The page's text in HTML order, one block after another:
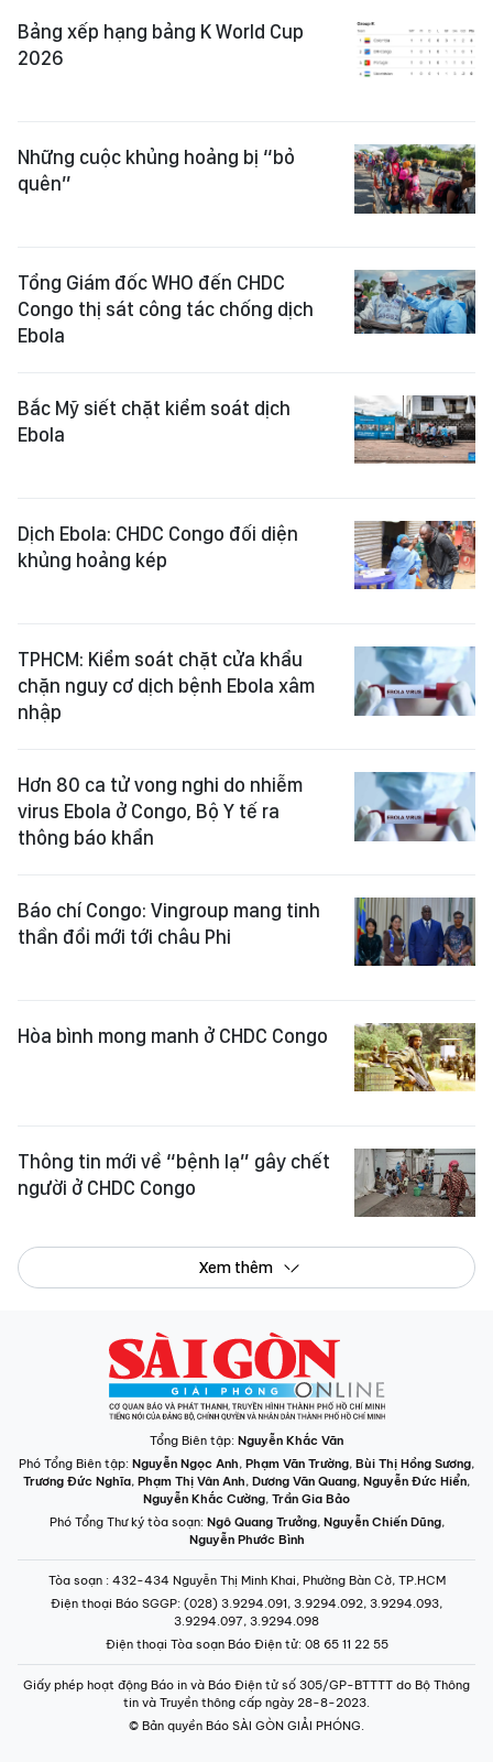
Bảng xếp hạng bảng K World Cup
2026
Những cuộc khủng hoảng bị “bỏ
quên”
Tổng Giám đốc WHO đến CHDC
Congo thị sát công tác chống dịch
Ebola
Bắc Mỹ siết chặt kiểm soát dịch
Ebola
Dịch Ebola: CHDC Congo đối diện
khủng hoảng kép
TPHCM: Kiểm soát chặt cửa khẩu
chặn nguy cơ dịch bệnh Ebola xâm
nhập
Hơn 80 ca tử vong nghi do nhiễm
virus Ebola ở Congo, Bộ Y tế ra
thông báo khẩn
Báo chí Congo: Vingroup mang tinh
thần đổi mới tới châu Phi
Hòa bình mong manh ở CHDC Congo
Thông tin mới về “bệnh lạ” gây chết
người ở CHDC Congo
Xem thêm
Tổng Biên tập: Nguyễn Khắc Văn
Phó Tổng Biên tập: Nguyễn Ngọc Anh, Phạm Văn Trường, Bùi Thị Hồng Sương,
Trương Đức Nghĩa, Phạm Thị Vân Anh, Dương Văn Quang, Nguyễn Đức Hiển,
Nguyễn Khắc Cường, Trần Gia Bảo
Phó Tổng Thư ký tòa soạn: Ngô Quang Trưởng, Nguyễn Chiến Dũng,
Nguyễn Phước Bình
Tòa soạn : 432-434 Nguyễn Thị Minh Khai, Phường Bàn Cờ, TP.HCM
Điện thoại Báo SGGP: (028) 3.9294.091, 3.9294.092, 3.9294.093,
3.9294.097, 3.9294.098
Điện thoại Tòa soạn Báo Điện tử: 08 65 11 22 55
Giấy phép hoạt động Báo in và Báo Điện tử số 305/GP-BTTTT do Bộ Thông
tin và Truyền thông cấp ngày 28-8-2023.
© Bản quyền Báo SÀI GÒN GIẢI PHÓNG.